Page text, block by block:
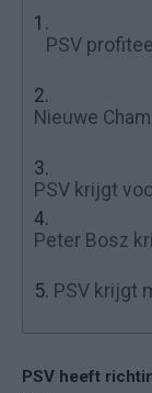
1.
PSV
2.
Nieuwe
3.
PSV krijgt
4.
Peter Bosz
5. PSV krijgt
PSV heeft